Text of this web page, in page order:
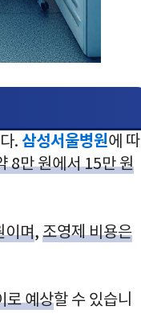
. 삼성서울병원에 따
8만 원에서 15만 원
이며, 조영제 비용은
로 예상할 수 있습니